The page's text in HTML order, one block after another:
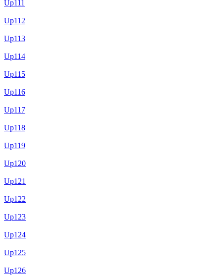
Up111
Up112
Up113
Up114
Up115
Up116
Up117
Up118
Up119
Up120
Up121
Up122
Up123
Up124
Up125
Up126